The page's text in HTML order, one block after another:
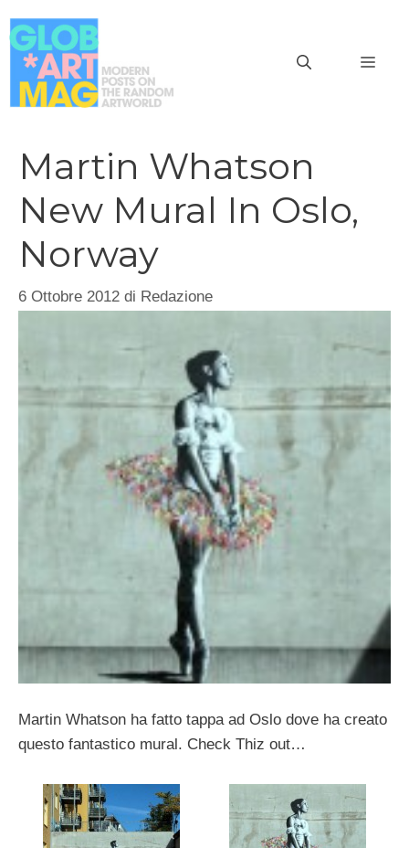
al
contenuto
Martin Whatson
New Mural In Oslo,
Norway
6 Ottobre 2012 di Redazione
Martin Whatson ha fatto tappa ad Oslo dove ha creato
questo fantastico mural. Check Thiz out…